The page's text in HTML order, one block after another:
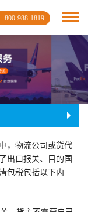
800-988-1819
，物流公司或货代
出口报关、目的国
包税‌包括以下内